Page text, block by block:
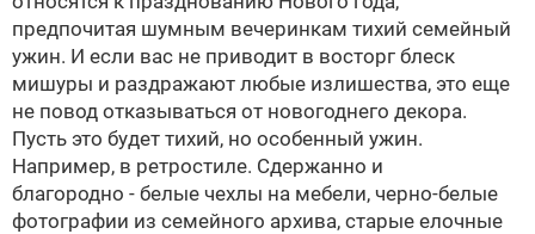
предпочитая шумным вечеринкам тихий семейный
ужин. И если вас не приводит в восторг блеск
мишуры и раздражают любые излишества, это еще
не повод отказываться от новогоднего декора.
Пусть это будет тихий, но особенный ужин.
Например, в ретростиле. Сдержанно и
благородно - белые чехлы на мебели, черно-белые
фотографии из семейного архива, старые елочные